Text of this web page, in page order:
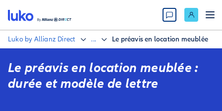
Luko by Allianz Direct ... Le préavis en location meublée
Le préavis en location meublée :
durée et modèle de lettre